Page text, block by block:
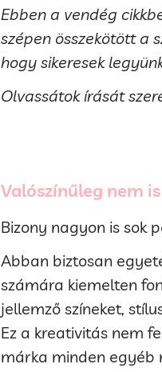
Ebben a vendég
szépen összekötött a
hogy sikeresek
Olvassátok írását
Valószínűleg nem
Bizony nagyon is sok
Abban biztosan
számára kiemelten
jellemző színeket,
Ez a kreativitás nem
márka minden egyéb